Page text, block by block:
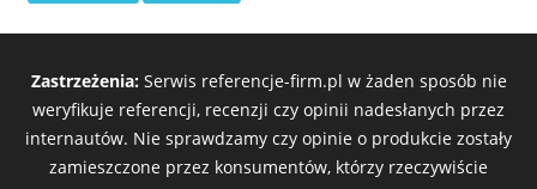
Zastrzeżenia:Serwis referencje-firm.pl w żaden sposób nie
weryfikuje referencji, recenzji czy opinii nadesłanych przez
internautów. Nie sprawdzamy czy opinie o produkcie zostały
zamieszczone przez konsumentów, którzy rzeczywiście